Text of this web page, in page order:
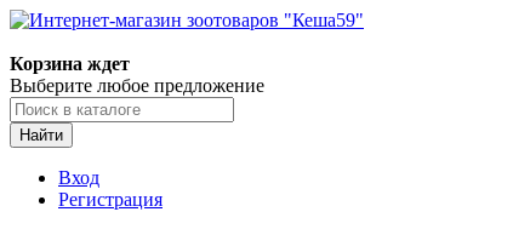
Корзина ждет
Выберите любое предложение
Найти
Вход
Регистрация